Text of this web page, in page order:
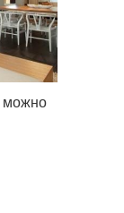
можно